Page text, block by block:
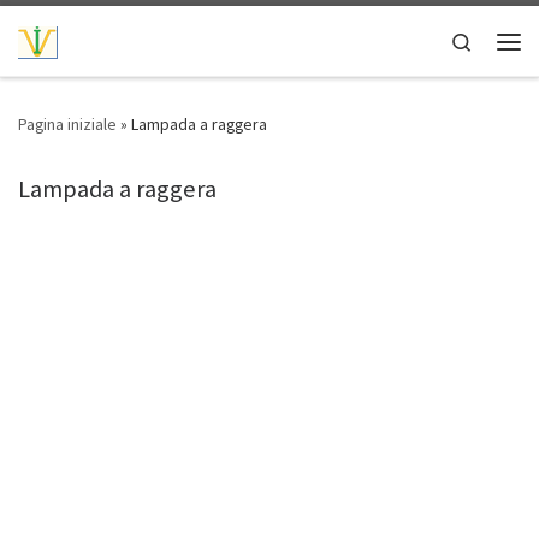
Passa al contenuto
Search
Pagina iniziale » Lampada a raggera
Lampada a raggera